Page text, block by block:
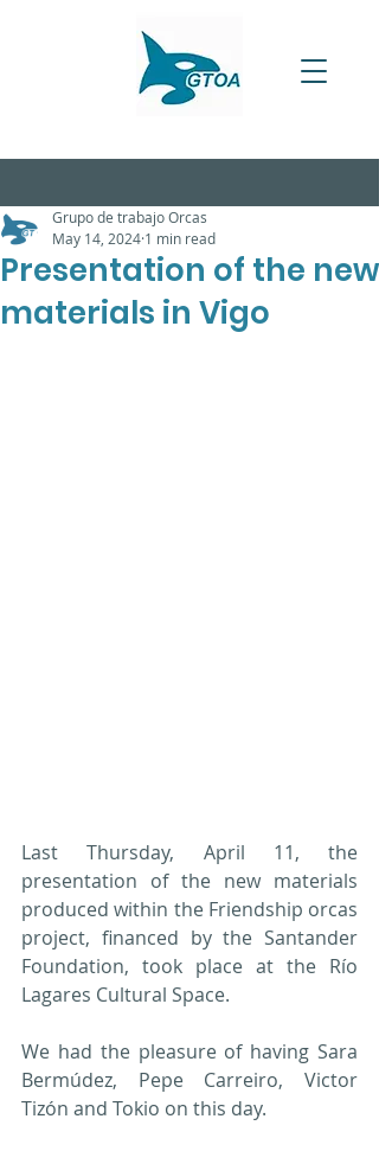
Presentation of the new
materials in Vigo
Grupo de trabajo Orcas
May 14, 2024 1 min read
Last Thursday, April 11, the
presentation of the new materials
produced within the Friendship orcas
project, financed by the Santander
Foundation, took place at the Río
Lagares Cultural Space.
We had the pleasure of having Sara
Bermúdez, Pepe Carreiro, Victor
Tizón and Tokio on this day.